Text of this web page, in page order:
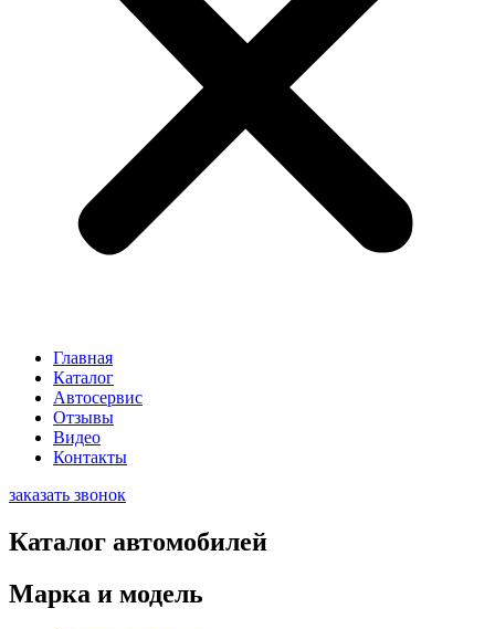
Главная
Каталог
Автосервис
Отзывы
Видео
Контакты
заказать звонок
Каталог автомобилей
Марка и модель